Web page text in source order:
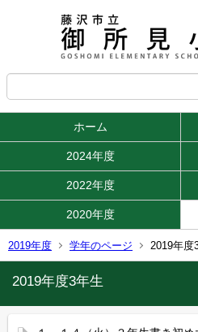
ホーム
2024年度
2022年度
2020年度
2019年度 学年のページ 2019年度
2019年度3年生